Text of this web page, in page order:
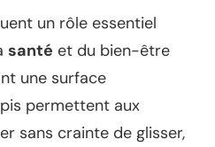
un rôle essentiel
santé et du bien-être
une surface
permettent aux
sans crainte de glisser,